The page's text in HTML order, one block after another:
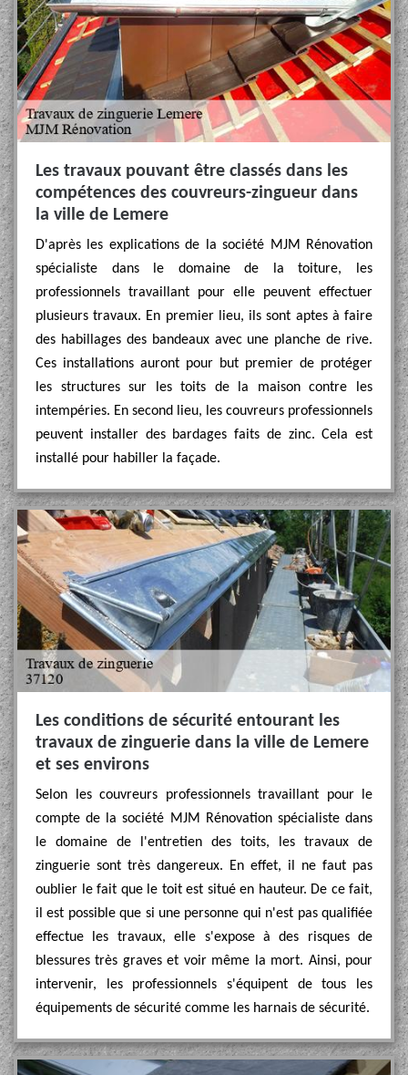
Les travaux pouvant être classés dans les
compétences des couvreurs-zingueur dans
la ville de Lemere
D'après les explications de la société MJM Rénovation
spécialiste dans le domaine de la toiture, les
professionnels travaillant pour elle peuvent effectuer
plusieurs travaux. En premier lieu, ils sont aptes à faire
des habillages des bandeaux avec une planche de rive.
Ces installations auront pour but premier de protéger
les structures sur les toits de la maison contre les
intempéries. En second lieu, les couvreurs professionnels
peuvent installer des bardages faits de zinc. Cela est
installé pour habiller la façade.
Les conditions de sécurité entourant les
travaux de zinguerie dans la ville de Lemere
et ses environs
Selon les couvreurs professionnels travaillant pour le
compte de la société MJM Rénovation spécialiste dans
le domaine de l'entretien des toits, les travaux de
zinguerie sont très dangereux. En effet, il ne faut pas
oublier le fait que le toit est situé en hauteur. De ce fait,
il est possible que si une personne qui n'est pas qualifiée
effectue les travaux, elle s'expose à des risques de
blessures très graves et voir même la mort. Ainsi, pour
intervenir, les professionnels s'équipent de tous les
équipements de sécurité comme les harnais de sécurité.